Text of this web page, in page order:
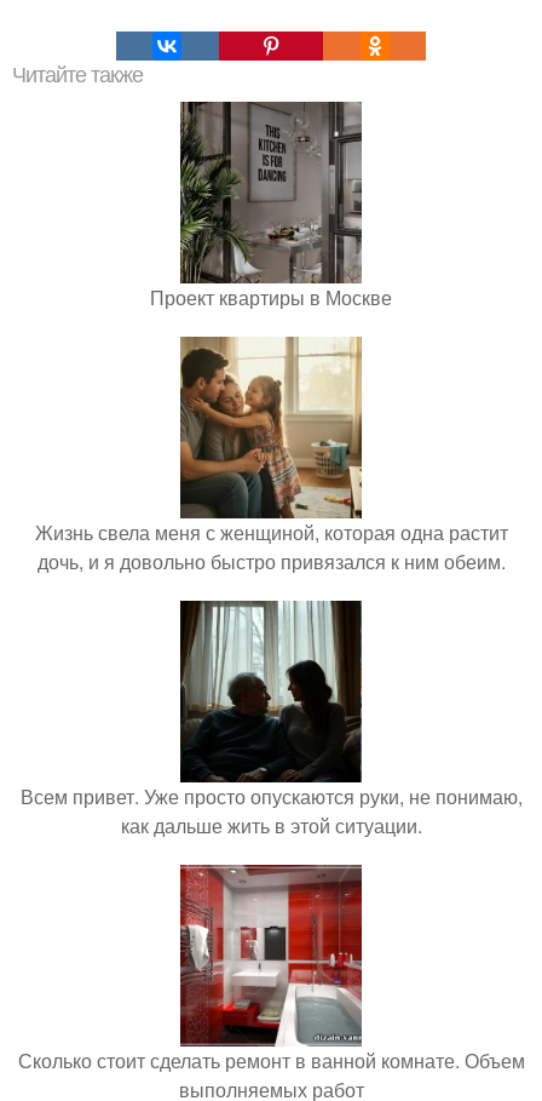
Читайте также
Проект квартиры в Москве
Жизнь свела меня с женщиной, которая одна растит
дочь, и я довольно быстро привязался к ним обеим.
Всем привет. Уже просто опускаются руки, не понимаю,
как дальше жить в этой ситуации.
Сколько стоит сделать ремонт в ванной комнате. Объем
выполняемых работ